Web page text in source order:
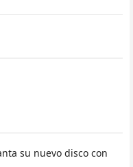
su nuevo disco con